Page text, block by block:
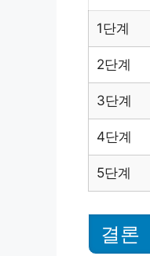
1단계
2단계
3단계
4단계
5단계
결론